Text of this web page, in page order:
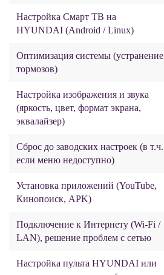
Настройка Смарт ТВ на
HYUNDAI (Android / Linux)
Оптимизация системы (устранение
тормозов)
Настройка изображения и звука
(яркость, цвет, формат экрана,
эквалайзер)
Сброс до заводских настроек (в т.ч.
если меню недоступно)
Установка приложений (YouTube,
Кинопоиск, APK)
Подключение к Интернету (Wi‑Fi /
LAN), решение проблем с сетью
Настройка пульта HYUNDAI или